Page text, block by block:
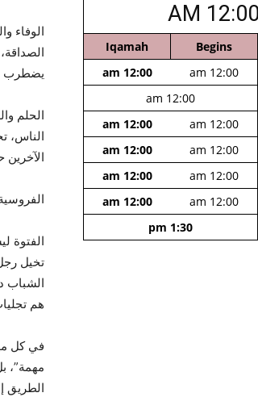
الوفاء
يضطرب
الحلم
الناس،
الفتوة
تخيل
الشباب
هم
في كل
مهمة”،
الطريق
12:00 AM
Begins
Iqamah
12:00 am
12:00 am
12:00 am
12:00 am
12:00 am
12:00 am
12:00 am
12:00 am
12:00 am
12:00 am
12:00 am
1:30 pm